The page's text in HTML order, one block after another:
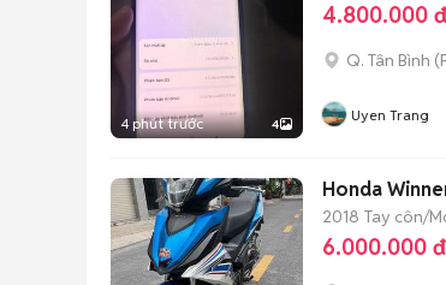
4 phút trước 4
4.800.000 đ
Q. Tân Bình (
Uyen Trang
Honda
2018 Tay côn/
6.000.000 đ